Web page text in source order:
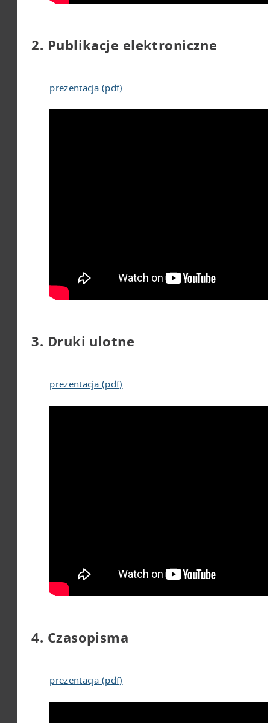
2. Publikacje elektroniczne
prezentacja (pdf)
3. Druki ulotne
prezentacja (pdf)
4. Czasopisma
prezentacja (pdf)